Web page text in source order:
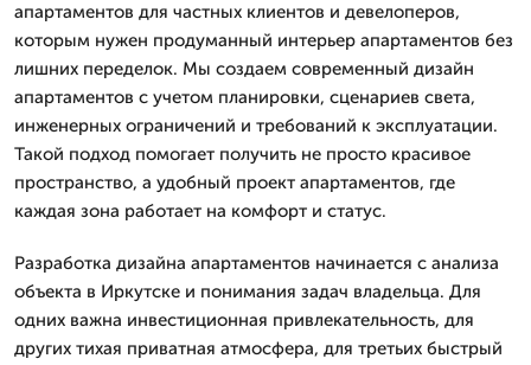
апартаментов для частных клиентов и девелоперов,
которым нужен продуманный интерьер апартаментов без
лишних переделок. Мы создаем современный дизайн
апартаментов с учетом планировки, сценариев света,
инженерных ограничений и требований к эксплуатации.
Такой подход помогает получить не просто красивое
пространство, а удобный проект апартаментов, где
каждая зона работает на комфорт и статус.
Разработка дизайна апартаментов начинается с анализа
объекта в Иркутске и понимания задач владельца. Для
одних важна инвестиционная привлекательность, для
других тихая приватная атмосфера, для третьих быстрый